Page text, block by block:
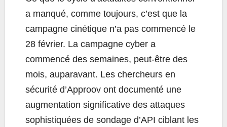
a manqué, comme toujours, c’est que la
campagne cinétique n’a pas commencé le
28 février. La campagne cyber a
commencé des semaines, peut-être des
mois, auparavant. Les chercheurs en
sécurité d’Approov ont documenté une
augmentation significative des attaques
sophistiquées de sondage d’API ciblant les